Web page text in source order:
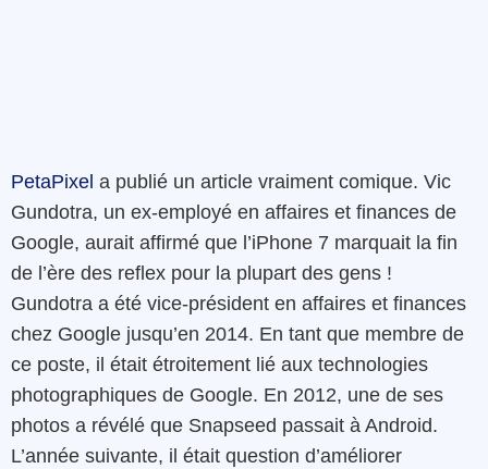
PetaPixel a publié un article vraiment comique. Vic
Gundotra, un ex-employé en affaires et finances de
Google, aurait affirmé que l’iPhone 7 marquait la fin
de l’ère des reflex pour la plupart des gens !
Gundotra a été vice-président en affaires et finances
chez Google jusqu’en 2014. En tant que membre de
ce poste, il était étroitement lié aux technologies
photographiques de Google. En 2012, une de ses
photos a révélé que Snapseed passait à Android.
L’année suivante, il était question d’améliorer